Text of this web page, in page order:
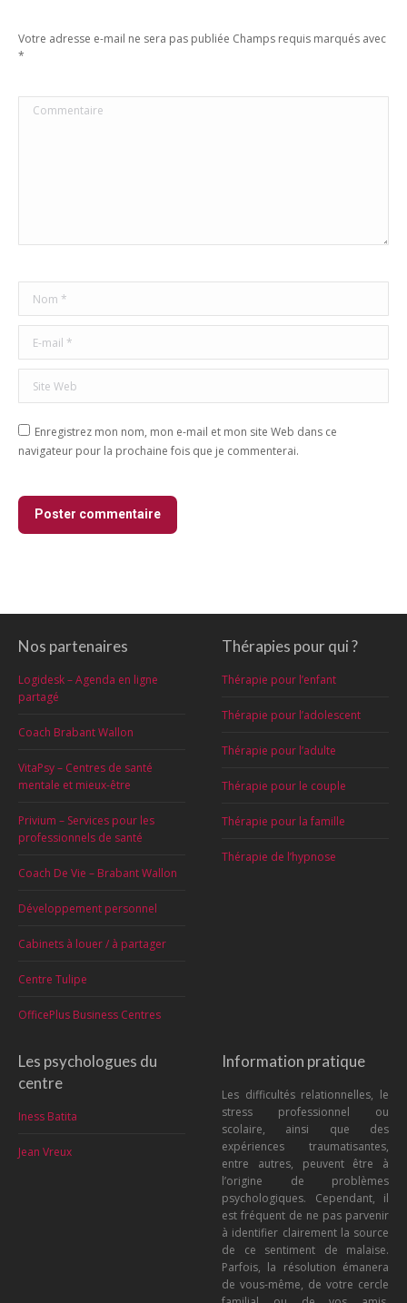
Votre adresse e-mail ne sera pas publiée Champs requis marqués avec
*
Commentaire
Nom *
E-mail *
Site Web
Enregistrez mon nom, mon e-mail et mon site Web dans ce
navigateur pour la prochaine fois que je commenterai.
Poster commentaire
Nos partenaires
Logidesk – Agenda en ligne
partagé
Coach Brabant Wallon
VitaPsy – Centres de santé
mentale et mieux-être
Privium – Services pour les
professionnels de santé
Coach De Vie – Brabant Wallon
Développement personnel
Cabinets à louer / à partager
Centre Tulipe
OfficePlus Business Centres
Thérapies pour qui ?
Thérapie pour l’enfant
Thérapie pour l’adolescent
Thérapie pour l’adulte
Thérapie pour le couple
Thérapie pour la famille
Thérapie de l’hypnose
Les psychologues du
centre
Iness Batita
Jean Vreux
Information pratique
Les difficultés relationnelles, le
stress professionnel ou
scolaire, ainsi que des
expériences traumatisantes,
entre autres, peuvent être à
l’origine de problèmes
psychologiques. Cependant, il
est fréquent de ne pas parvenir
à identifier clairement la source
de ce sentiment de malaise.
Parfois, la résolution émanera
de vous-même, de votre cercle